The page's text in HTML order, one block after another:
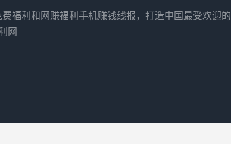
福利和网赚福利手机赚钱线报，打造中国最受欢迎的
网